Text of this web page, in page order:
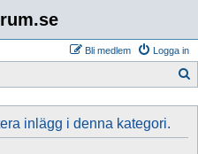
Logga in
Bli medlem
inlägg i denna kategori.